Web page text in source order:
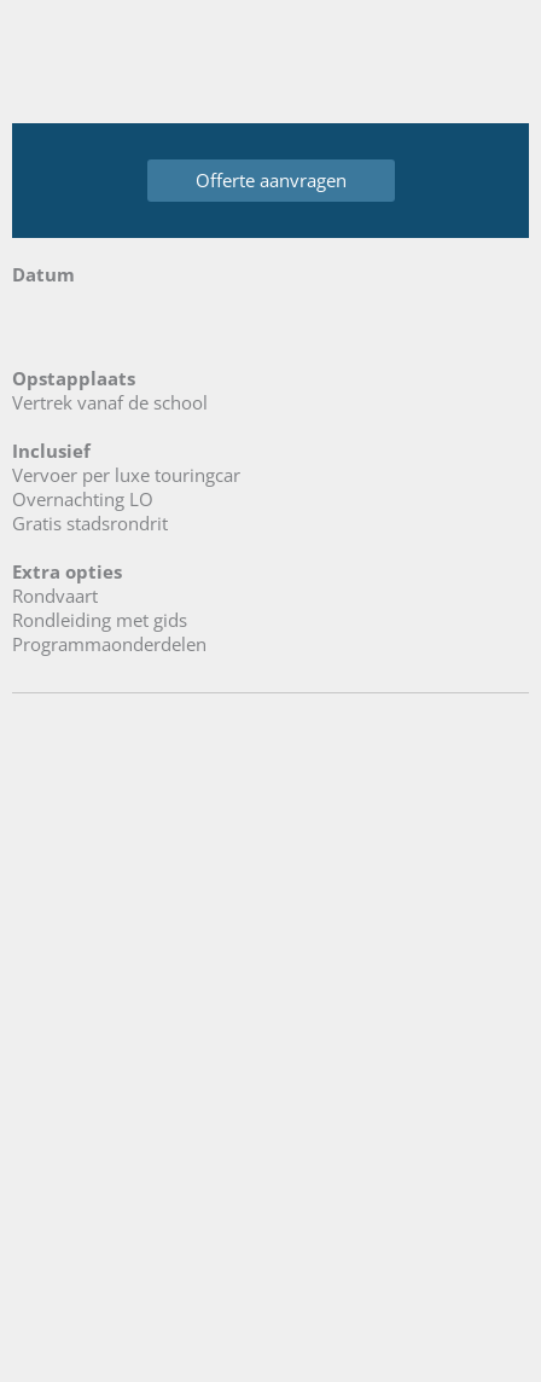
Offerte aanvragen
Datum
Opstapplaats
Vertrek vanaf de school
Inclusief
Vervoer per luxe touringcar
Overnachting LO
Gratis stadsrondrit
Extra opties
Rondvaart
Rondleiding met gids
Programmaonderdelen